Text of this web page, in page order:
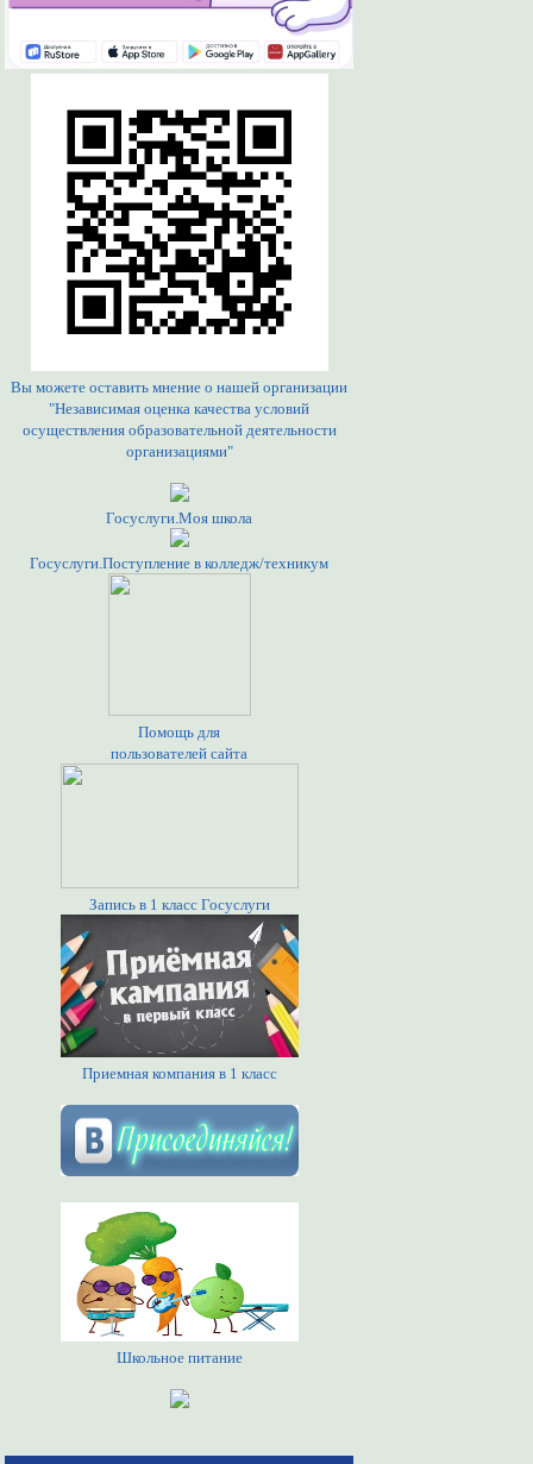
Вы можете оставить мнение о нашей организации
"Независимая оценка качества условий
осуществления образовательной деятельности
организациями"
Госуслуги.Моя школа
Госуслуги.Поступление в колледж/техникум
Помощь для
пользователей сайта
Запись в 1 класс Госуслуги
Приемная компания в 1 класс
Школьное питание